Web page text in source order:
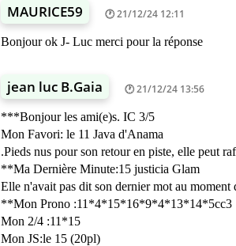
MAURICE59 21/12/24 12:11
Bonjour ok J- Luc merci pour la réponse
jean luc B.Gaia 21/12/24 13:56
***Bonjour les ami(e)s. IC 3/5
Mon Favori: le 11 Java d'Anama
.Pieds nus pour son retour en piste, elle peut
**Ma Dernière Minute:15 justicia Glam
Elle n'avait pas dit son dernier mot au moment
**Mon Prono :11*4*15*16*9*4*13*14*5cc3
Mon 2/4 :11*15
Mon JS:le 15 (20pl)